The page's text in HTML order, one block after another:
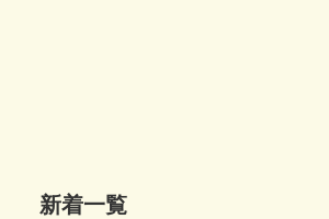
新着一覧